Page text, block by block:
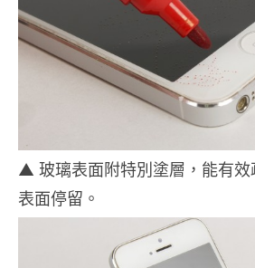
▲ 玻璃表面附特別塗層，能有效
表面停留。